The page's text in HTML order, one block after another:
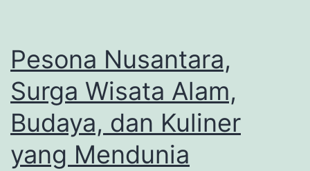
Lezat
Pesona Nusantara,
Surga Wisata Alam,
Budaya, dan Kuliner
yang Mendunia